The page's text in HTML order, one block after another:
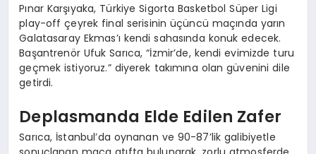
Pınar Karşıyaka, Türkiye Sigorta Basketbol Süper Ligi
play-off çeyrek final serisinin üçüncü maçında yarın
Galatasaray Ekmas’ı kendi sahasında konuk edecek.
Başantrenör Ufuk Sarıca, “İzmir’de, kendi evimizde turu
geçmek istiyoruz.” diyerek takımına olan güvenini dile
getirdi.
Deplasmanda Elde Edilen Zafer
Sarıca, İstanbul’da oynanan ve 90-87’lik galibiyetle